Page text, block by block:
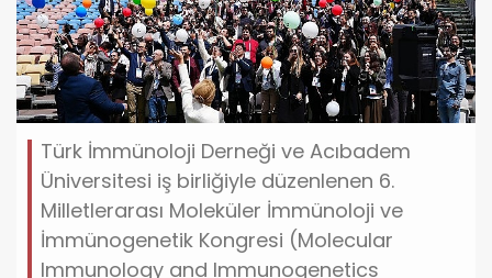
Türk İmmünoloji Derneği ve Acıbadem
Üniversitesi iş birliğiyle düzenlenen 6.
Milletlerarası Moleküler İmmünoloji ve
İmmünogenetik Kongresi (Molecular
Immunology and Immunogenetics